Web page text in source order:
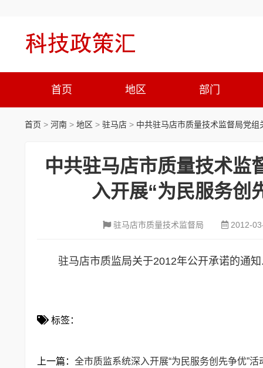
首页 地区 部门
首页 > 河南 > 地区 > 驻马店 > 中共驻马店市质量技术监督局党
中共驻马店市质量技术监
入开展“为民服务创
驻马店市质量技术监督局 2012-
驻马店市质监局关于2012年公开承诺的通
标签：
上一篇： 全市质监系统深入开展“为民服务创先争优”活